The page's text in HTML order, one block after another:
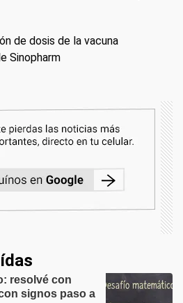
de dosis de la vacuna
Sinopharm
resolvé con
signos paso a